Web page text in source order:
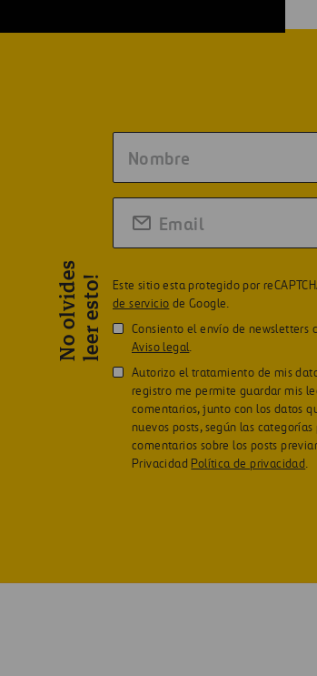
N
o
o
l
v
i
d
e
s
l
e
e
r
e
s
t
o! Este sitio esta protegido por
de servicio de Google.
Consiento el envío de newsletters
Aviso legal.
Autorizo el tratamiento de mis
registro me permite guardar mis
comentarios, junto con los datos
nuevos posts, según las
comentarios sobre los posts
Privacidad Política de privacidad.